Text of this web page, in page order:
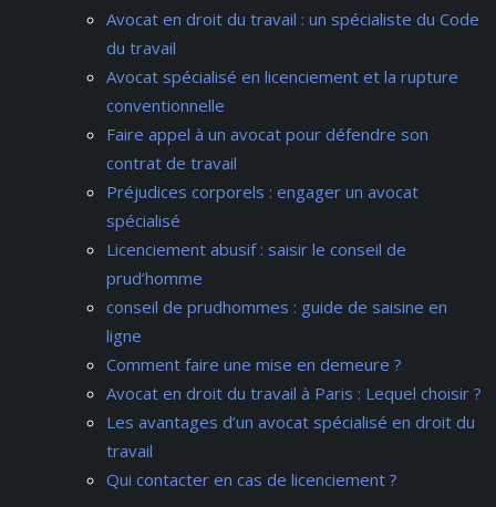
Avocat en droit du travail : un spécialiste du Code
du travail
Avocat spécialisé en licenciement et la rupture
conventionnelle
Faire appel à un avocat pour défendre son
contrat de travail
Préjudices corporels : engager un avocat
spécialisé
Licenciement abusif : saisir le conseil de
prud’homme
conseil de prudhommes : guide de saisine en
ligne
Comment faire une mise en demeure ?
Avocat en droit du travail à Paris : Lequel choisir ?
Les avantages d’un avocat spécialisé en droit du
travail
Qui contacter en cas de licenciement ?